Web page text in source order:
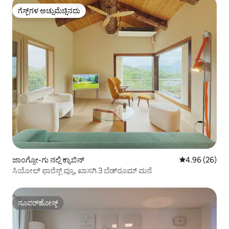
ಗೆಸ್ಟ್‌ಗಳ ಅಚ್ಚುಮೆಚ್ಚಿನದು
ಗೆಸ್ಟ್‌ಗಳ ಅಚ್ಚುಮೆಚ್ಚಿನದು
ಜಾಂಗ್ನೋ-ಗು ನಲ್ಲಿ ಕ್ಯಾಬಿನ್ 5 ರಲ್ಲಿ 4.96
4.96 (26)
ಸಿಯೋಲ್ ಫಾರೆಸ್ಟ್ ವ್ಯೂ, ಖಾಸಗಿ 3 ಬೆಡ್‌ರೂಮ್ ಮನೆ
ಸೂಪರ್‌ಹೋಸ್ಟ್
ಸೂಪರ್‌ಹೋಸ್ಟ್